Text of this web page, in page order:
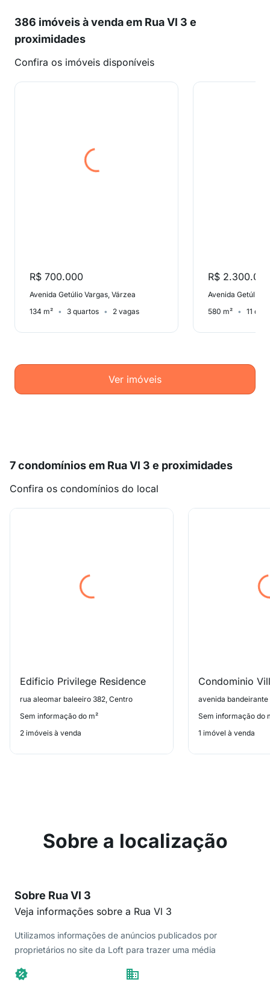
386 imóveis à venda em Rua Vl 3 e
proximidades
Confira os imóveis disponíveis
R$ 700.000
Avenida Getúlio Vargas, Várzea
134 m²
3 quartos 2 vagas
R$
Avenida Getúlio
580 m²
11
Ver imóveis
7 condomínios em Rua Vl 3 e proximidades
Confira os condomínios do local
Edificio Privilege Residence
rua aleomar baleeiro 382, Centro
Sem informação do m²
2 imóveis à venda
Condominio
Sem informação do
1 imóvel à venda
Sobre a localização
Sobre Rua Vl 3
Veja informações sobre a Rua Vl 3
Utilizamos informações de anúncios publicados por
proprietários no site da Loft para trazer uma média